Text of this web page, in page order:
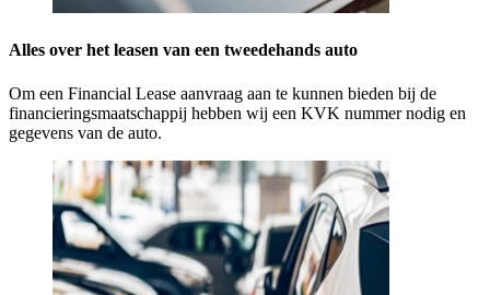
Alles over het leasen van een tweedehands auto
Om een Financial Lease aanvraag aan te kunnen bieden bij de
financieringsmaatschappij hebben wij een KVK nummer nodig en
gegevens van de auto.